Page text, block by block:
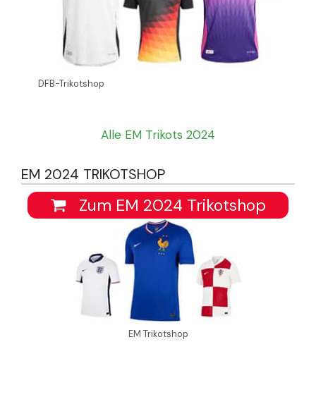
DFB-Trikotshop
Alle EM Trikots 2024
EM 2024 TRIKOTSHOP
Zum EM 2024 Trikotshop
EM Trikotshop